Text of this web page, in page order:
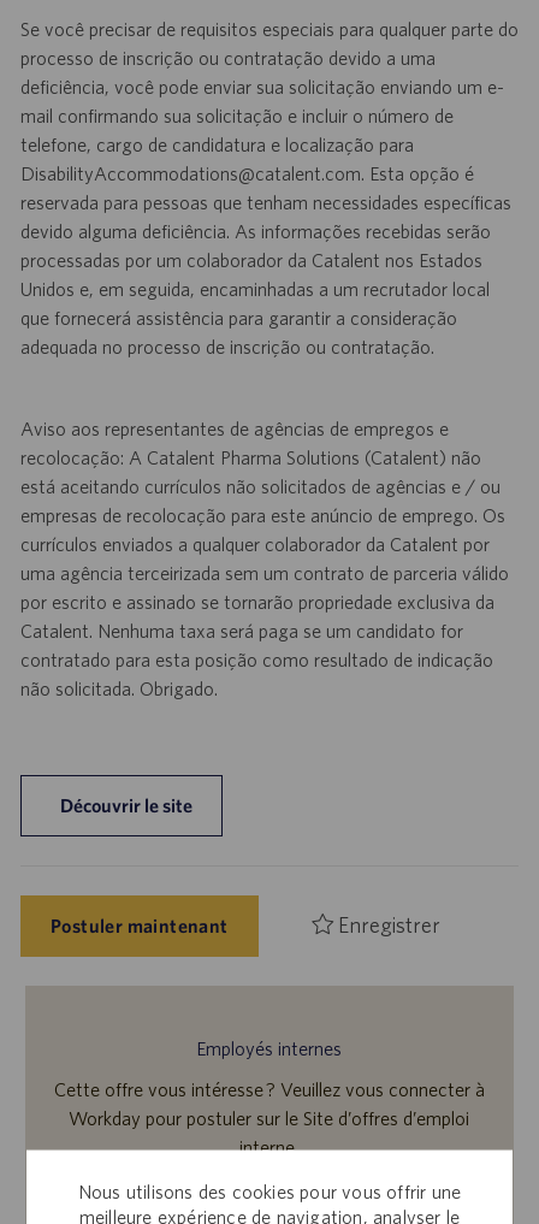
Nous utilisons des cookies pour vous offrir une
meilleure expérience de navigation, analyser le
Se você precisar de requisitos especiais para qualquer parte do
processo de inscrição ou contratação devido a uma
deficiência, você pode enviar sua solicitação enviando um e-
mail confirmando sua solicitação e incluir o número de
telefone, cargo de candidatura e localização para
DisabilityAccommodations@catalent.com. Esta opção é
reservada para pessoas que tenham necessidades específicas
devido alguma deficiência. As informações recebidas serão
processadas por um colaborador da Catalent nos Estados
Unidos e, em seguida, encaminhadas a um recrutador local
que fornecerá assistência para garantir a consideração
adequada no processo de inscrição ou contratação.
Aviso aos representantes de agências de empregos e
recolocação: A Catalent Pharma Solutions (Catalent) não
está aceitando currículos não solicitados de agências e / ou
empresas de recolocação para este anúncio de emprego. Os
currículos enviados a qualquer colaborador da Catalent por
uma agência terceirizada sem um contrato de parceria válido
por escrito e assinado se tornarão propriedade exclusiva da
Catalent. Nenhuma taxa será paga se um candidato for
contratado para esta posição como resultado de indicação
não solicitada. Obrigado.
Découvrir le site
Postuler maintenant Enregistrer
Employés internes
Cette offre vous intéresse ? Veuillez vous connecter à
Workday pour postuler sur le Site d’offres d’emploi
interne.